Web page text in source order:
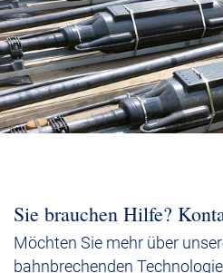
KarriereInvestorenMediacenter
NKT Webseiten
Sie brauchen Hilfe?
Möchten Sie mehr über
bahnbrechenden